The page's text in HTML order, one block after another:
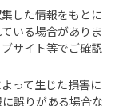
した情報をもとに
いる場合がありま
サイト等でご確認
って生じた損害に
誤りがある場合な